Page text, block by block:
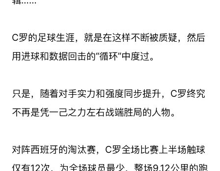
C罗的足球生涯，就是在这样不断被质疑，然后
用进球和数据回击的“循环”中度过。
只是，随着对手实力和强度同步提升，C罗终究
不再是凭一己之力左右战端胜局的人物。
对阵西班牙的淘汰赛，C罗全场比赛上半场触球
仅有12次，为全场球员最少，整场9.12公里的跑